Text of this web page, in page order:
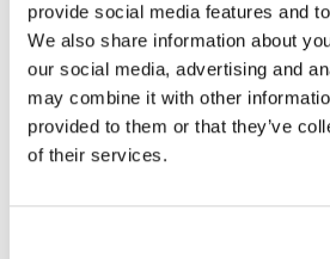
provide social media features and
We also share information about
our social media, advertising and
may combine it with other
provided to them or that they’ve
of their services.
Articoli dedicati alla grammatica
Articoli dedicati a inglese nel
Articoli con tips e new sulla lingua
Articoli divertenti su film e musica
In quanto di età superiore ai 16 anni,
all’informativa privacy.
Desidero ricevere comunicazioni